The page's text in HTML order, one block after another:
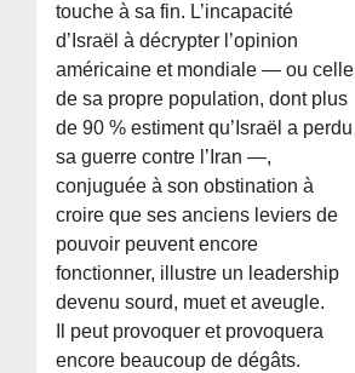
touche à sa fin. L’incapacité
d’Israël à décrypter l’opinion
américaine et mondiale — ou celle
de sa propre population, dont plus
de 90 % estiment qu’Israël a perdu
sa guerre contre l’Iran —,
conjuguée à son obstination à
croire que ses anciens leviers de
pouvoir peuvent encore
fonctionner, illustre un leadership
devenu sourd, muet et aveugle.
Il peut provoquer et provoquera
encore beaucoup de dégâts.